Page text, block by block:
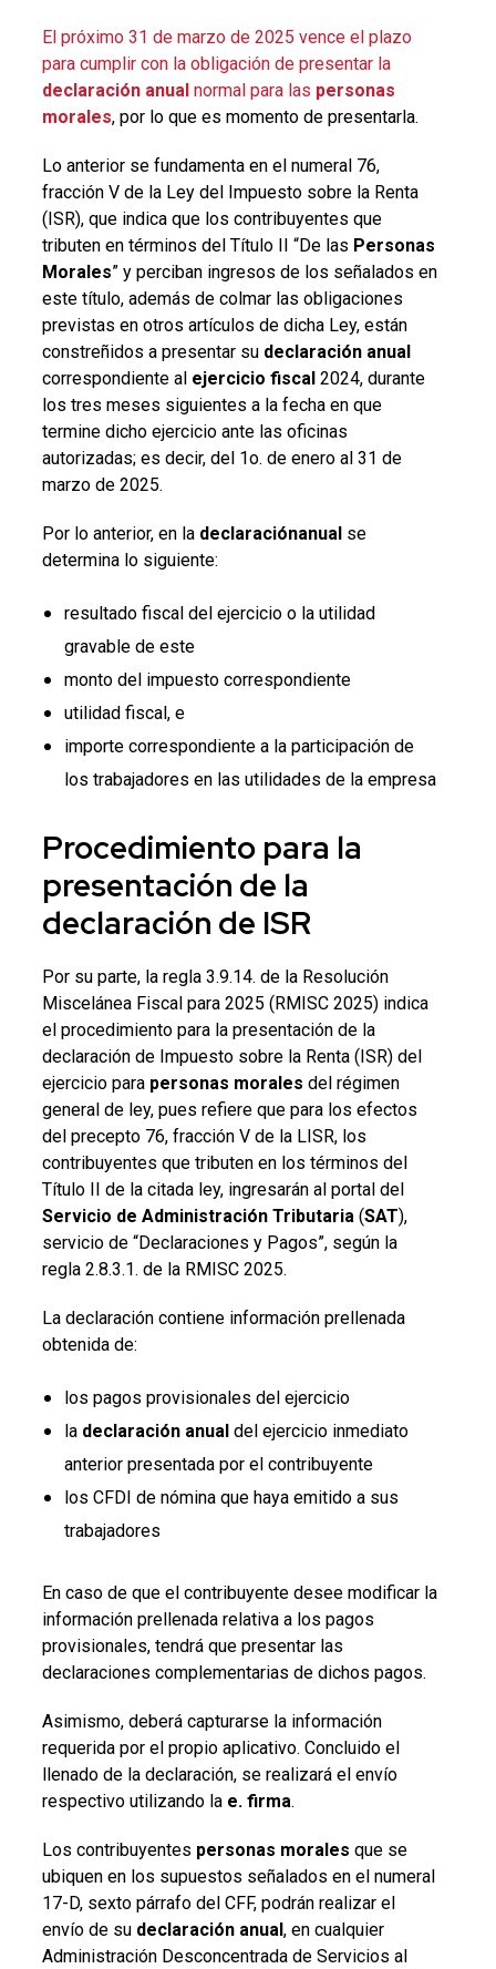
El próximo 31 de marzo de 2025 vence el plazo
para cumplir con la obligación de presentar la
declaración anualnormal para las personas
morales, por lo que es momento de presentarla.
Lo anterior se fundamenta en el numeral 76,
fracción V de la Ley del Impuesto sobre la Renta
(ISR), que indica que los contribuyentes que
tributen en términos del Título II “De las Personas
Morales” y perciban ingresos de los señalados en
este título, además de colmar las obligaciones
previstas en otros artículos de dicha Ley, están
constreñidos a presentar su declaración anual
correspondiente al ejercicio fiscal2024, durante
los tres meses siguientes a la fecha en que
termine dicho ejercicio ante las oficinas
autorizadas; es decir, del 1o. de enero al 31 de
marzo de 2025.
Por lo anterior, en la declaraciónanualse
determina lo siguiente:
resultado fiscal del ejercicio o la utilidad
gravable de este
monto del impuesto correspondiente
utilidad fiscal, e
importe correspondiente a la participación de
los trabajadores en las utilidades de la empresa
Procedimiento para la
presentación de la
declaración de ISR
Por su parte, la regla 3.9.14. de la Resolución
Miscelánea Fiscal para 2025 (RMISC 2025) indica
el procedimiento para la presentación de la
declaración de Impuesto sobre la Renta (ISR) del
ejercicio para personas morales del régimen
general de ley, pues refiere que para los efectos
del precepto 76, fracción V de la LISR, los
contribuyentes que tributen en los términos del
Título II de la citada ley, ingresarán al portal del
Servicio de Administración Tributaria (SAT),
servicio de “Declaraciones y Pagos”, según la
regla 2.8.3.1. de la RMISC 2025.
La declaración contiene información prellenada
obtenida de:
los pagos provisionales del ejercicio
la declaración anualdel ejercicio inmediato
anterior presentada por el contribuyente
los CFDI de nómina que haya emitido a sus
trabajadores
En caso de que el contribuyente desee modificar la
información prellenada relativa a los pagos
provisionales, tendrá que presentar las
declaraciones complementarias de dichos pagos.
Asimismo, deberá capturarse la información
requerida por el propio aplicativo. Concluido el
llenado de la declaración, se realizará el envío
respectivo utilizando la e. firma.
Los contribuyentes personas morales que se
ubiquen en los supuestos señalados en el numeral
17-D, sexto párrafo del CFF, podrán realizar el
envío de su declaración anual, en cualquier
Administración Desconcentrada de Servicios al